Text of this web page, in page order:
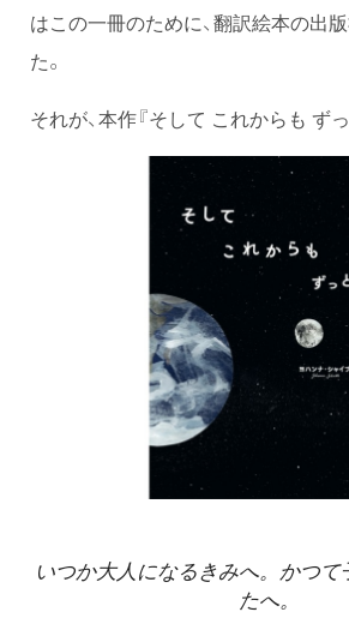
はこの一冊のために、翻訳絵本の出
た。
それが、本作『そして これからも ずっ
いつか大人になるきみへ。かつ
たへ。